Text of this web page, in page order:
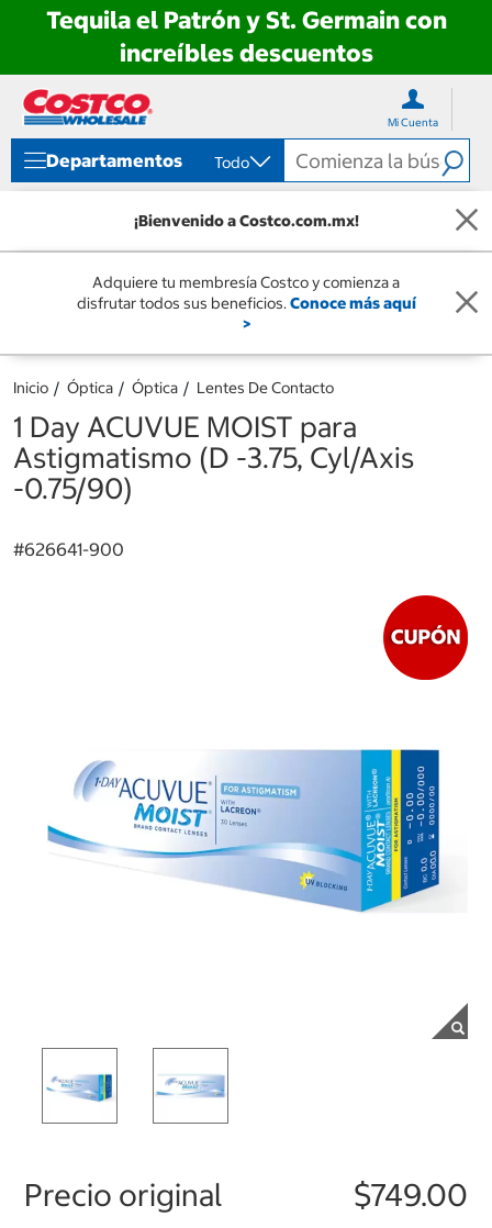
Tequila el Patrón y St. Germain con
increíbles descuentos
directo
contenido
directo
menú
navegación
Mi Cuenta
Departamentos Todo
¡Bienvenido a Costco.com.mx!
Adquiere tu membresía Costco y comienza a
disfrutar todos sus beneficios.Conoce más aquí
>
Inicio Óptica Óptica Lentes De Contacto
1 Day ACUVUE MOIST para
Astigmatismo (D -3.75, Cyl/Axis
-0.75/90)
#626641-900
Precio original $749.00